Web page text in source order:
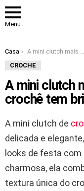
Menu
Você está aqui:
Casa
A mini clutch mais charmosa do crochê tem brilho na medida certa
CROCHE
A mini clutch
crochê tem
A mini clutch de
delicada e
looks de festa
charmosa, ela
textura única do